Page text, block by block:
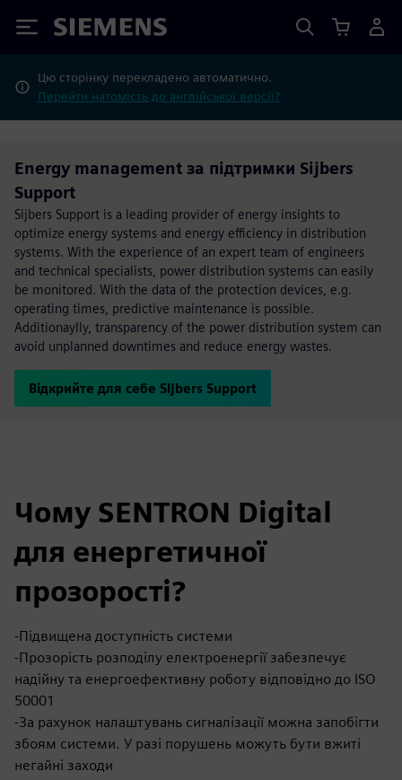
Siemens
Цю сторінку перекладено автоматично.
Перейти натомість до англійської версії?
Energy management за підтримки Sijbers
Support
Sijbers Support is a leading provider of energy insights to
optimize energy systems and energy efficiency in distribution
systems. With the experience of an expert team of engineers
and technical specialists, power distribution systems can easily
be monitored. With the data of the protection devices, e.g.
operating times, predictive maintenance is possible.
Additionaylly, transparency of the power distribution system can
avoid unplanned downtimes and reduce energy wastes.
Відкрийте для себе Sijbers Support
Чому SENTRON Digital
для енергетичної
прозорості?
-Підвищена доступність системи
-Прозорість розподілу електроенергії забезпечує
надійну та енергоефективну роботу відповідно до ISO
50001
-За рахунок налаштувань сигналізації можна запобігти
збоям системи. У разі порушень можуть бути вжиті
негайні заходи